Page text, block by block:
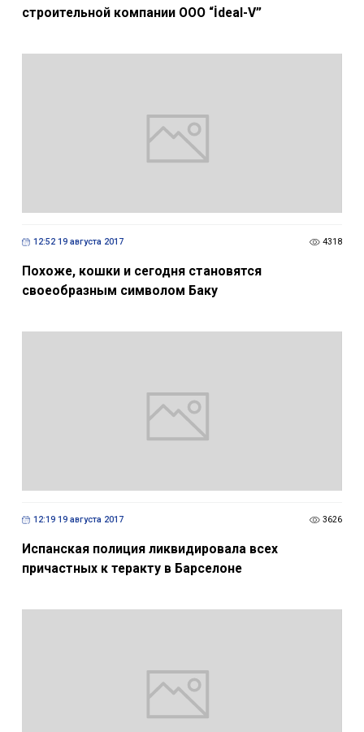
строительной компании ООО “İdeal-V”
12:52 19 августа 2017 4318
Похоже, кошки и сегодня становятся
своеобразным символом Баку
12:19 19 августа 2017 3626
Испанская полиция ликвидировала всех
причастных к теракту в Барселоне